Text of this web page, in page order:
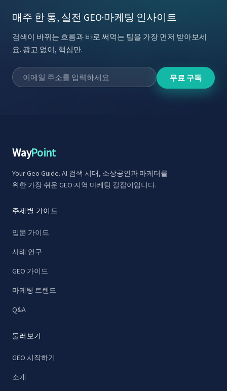
매주 한 통, 실전 GEO·마케팅 인사이트
검색이 바뀌는 흐름과 바로 써먹는 팁을 가장 먼저 받아보세
요. 광고 없이, 핵심만.
무료 구독
WayPoint
Your Geo Guide. AI 검색 시대, 소상공인과 마케터를
위한 가장 쉬운 GEO·지역 마케팅 길잡이입니다.
주제별 가이드
입문 가이드
사례 연구
GEO 가이드
마케팅 트렌드
Q&A
둘러보기
GEO 시작하기
소개